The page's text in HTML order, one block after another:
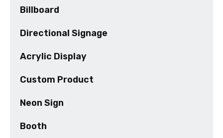
Billboard
Directional Signage
Acrylic Display
Custom Product
Neon Sign
Booth